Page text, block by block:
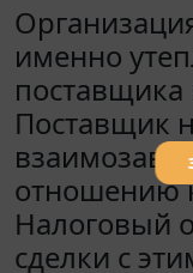
именно
поставщика
Поставщик
отношению
Налоговый
сделки с